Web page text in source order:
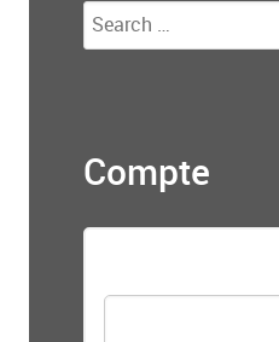
Search
for:
Compte